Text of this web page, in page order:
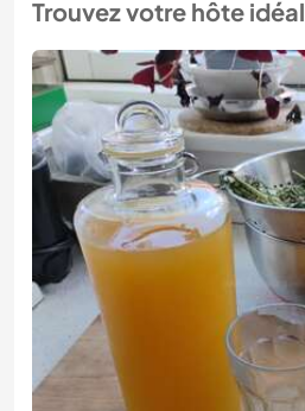
Trouvez votre hôte idéal